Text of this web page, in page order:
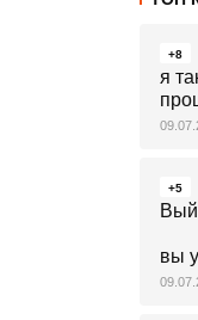
+8
я
+5
вы